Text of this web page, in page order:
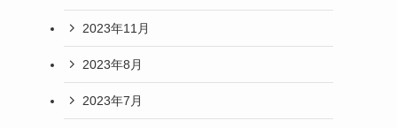
2023年11月
2023年8月
2023年7月